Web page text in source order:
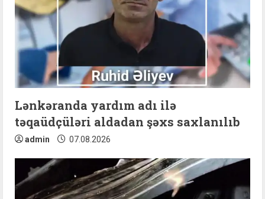
a
d
n
g
Lənkəranda yardım adı ilə
təqaüdçüləri aldadan şəxs saxlanılıb
admin 07.08.2026